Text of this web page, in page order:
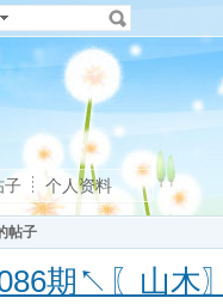
子 个人资料
帖子
期↖〖山木